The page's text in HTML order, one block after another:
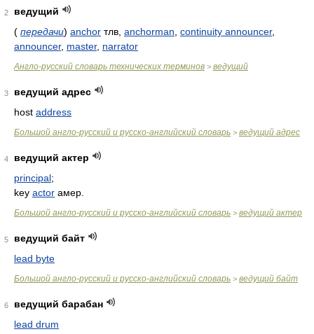
2
ведущий
( передачи) anchor тлв, anchorman continuity announcer,
announcer, master, narrator
Англо-русский словарь технических терминов > ведущий
3
ведущий адрес
host address
Большой англо-русский и русско-английский словарь > ведущий адрес
4
ведущий актер
principal;
key actor амер.
Большой англо-русский и русско-английский словарь > ведущий актер
5
ведущий байт
lead byte
Большой англо-русский и русско-английский словарь > ведущий байт
6
ведущий барабан
lead drum